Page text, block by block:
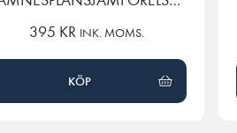
GY11 TILL GY25
395 KR INK. MOMS.
KÖP